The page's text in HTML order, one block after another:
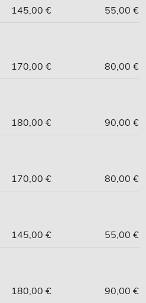
145,00 € 55,00 €
170,00 € 80,00 €
180,00 € 90,00 €
170,00 € 80,00 €
145,00 € 55,00 €
180,00 € 90,00 €